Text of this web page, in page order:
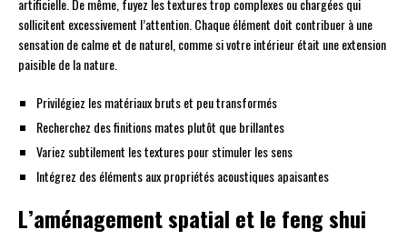
artificielle. De même, fuyez les textures trop complexes ou chargées qui
sollicitent excessivement l’attention. Chaque élément doit contribuer à une
sensation de calme et de naturel, comme si votre intérieur était une extension
paisible de la nature.
Privilégiez les matériaux bruts et peu transformés
Recherchez des finitions mates plutôt que brillantes
Variez subtilement les textures pour stimuler les sens
Intégrez des éléments aux propriétés acoustiques apaisantes
L’aménagement spatial et le feng shui